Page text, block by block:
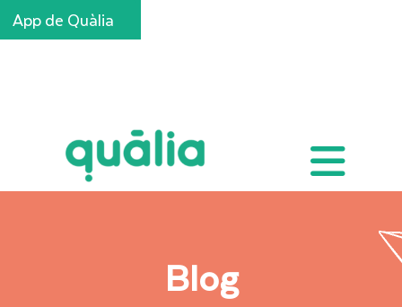
App de Quàlia
Blog